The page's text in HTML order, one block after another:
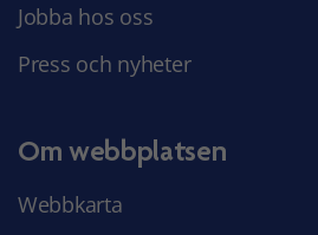
Jobba hos oss
Press och nyheter
Om webbplatsen
Webbkarta